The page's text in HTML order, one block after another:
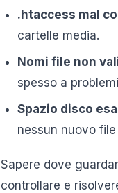
.htaccess mal
cartelle media.
Nomi file non
spesso a
Spazio disco
nessun nuovo
Sapere dove
controllare e